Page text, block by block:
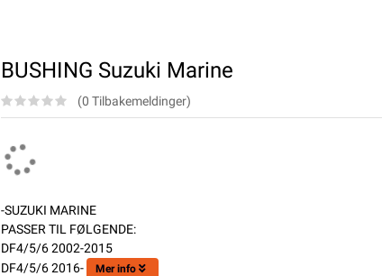
BUSHING Suzuki Marine
(0 Tilbakemeldinger)
-SUZUKI MARINE
PASSER TIL FØLGENDE:
DF4/5/6 2002-2015
DF4/5/6 2016-
Mer info